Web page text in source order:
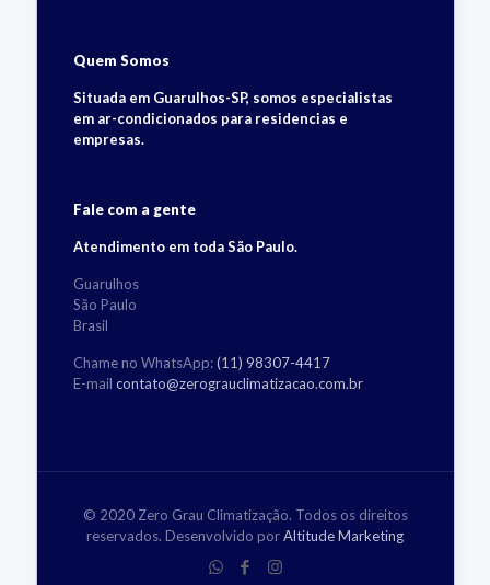
Quem Somos
Situada em Guarulhos-SP, somos especialistas
em ar-condicionados para residencias e
empresas.
Fale com a gente
Atendimento em toda São Paulo.
Guarulhos
São Paulo
Brasil
Chame no WhatsApp:(11) 98307-4417
E-mail contato@zerograuclimatizacao.com.br
© 2020 Zero Grau Climatização. Todos os direitos
reservados. Desenvolvido porAltitude Marketing